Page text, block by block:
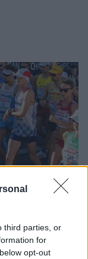
third parties, or
for
opt-out
της 6ης